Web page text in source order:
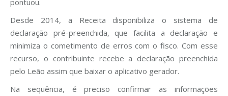
pontuou.
Desde 2014, a Receita disponibiliza o sistema de
declaração pré-preenchida, que facilita a declaração e
minimiza o cometimento de erros com o fisco. Com esse
recurso, o contribuinte recebe a declaração preenchida
pelo Leão assim que baixar o aplicativo gerador.
Na sequência, é preciso confirmar as informações